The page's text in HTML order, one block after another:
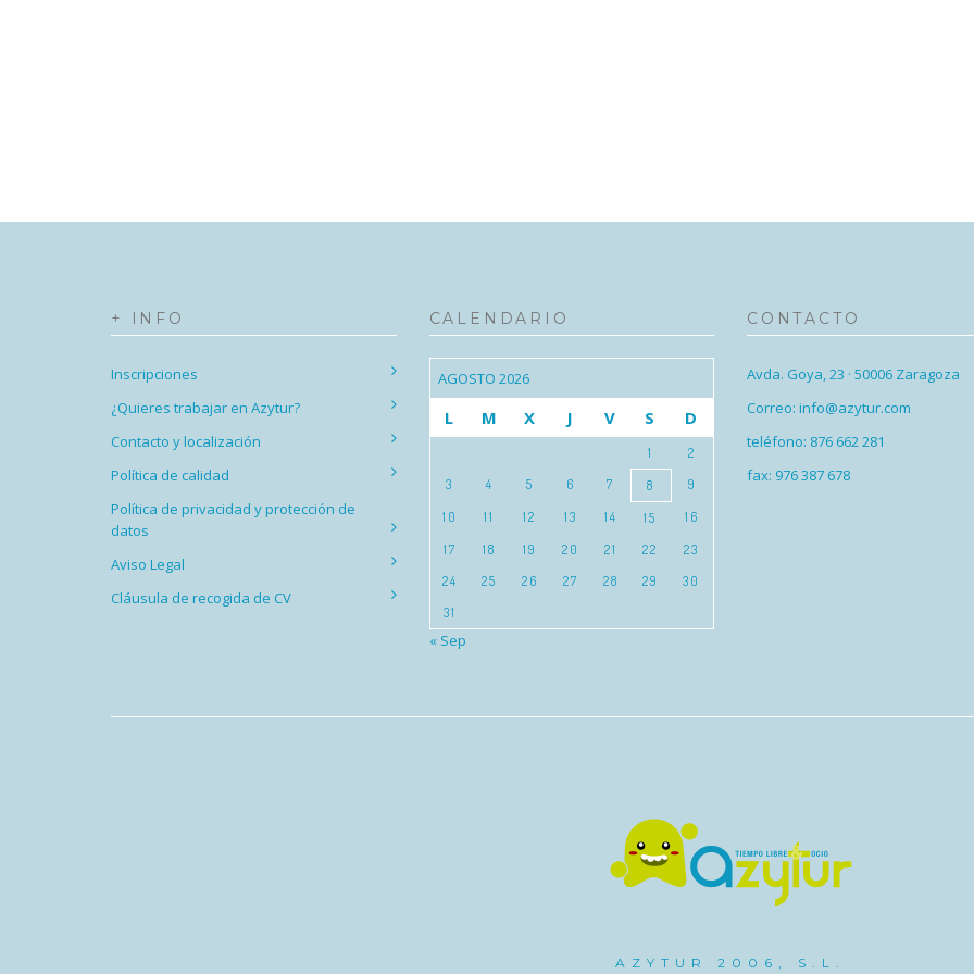
+ INFO
Inscripciones
¿Quieres trabajar en Azytur?
Contacto y localización
Política de calidad
Política de privacidad y protección de
datos
Aviso Legal
Cláusula de recogida de CV
CALENDARIO
AGOSTO 2026
L M X J V S D
1
2
3
4 5 6 7 8
9
10
11 12 13 14 15
16
17
18 19 20 21 22
23
24
25 26 27 28 29
30
31
« Sep
CONTACTO
Avda. Goya, 23 · 50006 Zaragoza
Correo: info@azytur.com
teléfono: 876 662 281
fax: 976 387 678
AZYTUR 2006, S.L.